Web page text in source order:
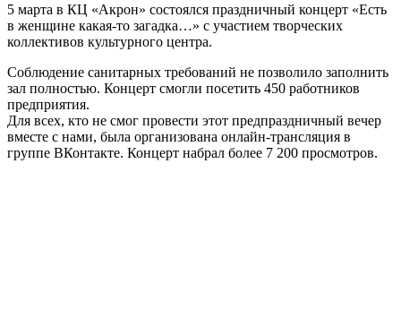
5 марта в КЦ «Акрон» состоялся праздничный концерт «Есть
в женщине какая-то загадка…» с участием творческих
коллективов культурного центра.
Соблюдение санитарных требований не позволило заполнить
зал полностью. Концерт смогли посетить 450 работников
предприятия.
Для всех, кто не смог провести этот предпраздничный вечер
вместе с нами, была организована онлайн-трансляция в
группе ВКонтакте. Концерт набрал более 7 200 просмотров.